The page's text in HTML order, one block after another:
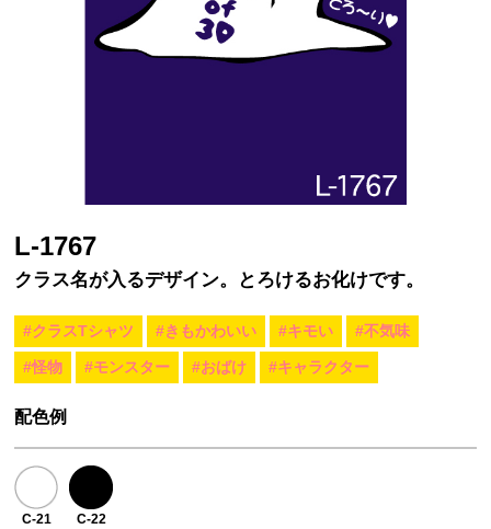
L-1767
クラス名が入るデザイン。とろけるお化けです。
#クラスTシャツ #きもかわいい #キモい #不気味
#怪物 #モンスター #おばけ #キャラクター
配色例
C-21 C-22